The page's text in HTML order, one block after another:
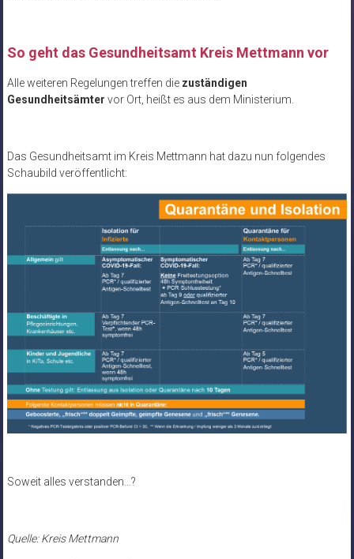
So geht das Gesundheitsamt Kreis Mettmann vor
Alle weiteren Regelungen treffen die zuständigen
Gesundheitsämter vor Ort, heißt es aus dem Ministerium.
Das Gesundheitsamt im Kreis Mettmann hat dazu nun folgendes
Schaubild veröffentlicht:
Soweit alles verstanden…?
Quelle: Kreis Mettmann